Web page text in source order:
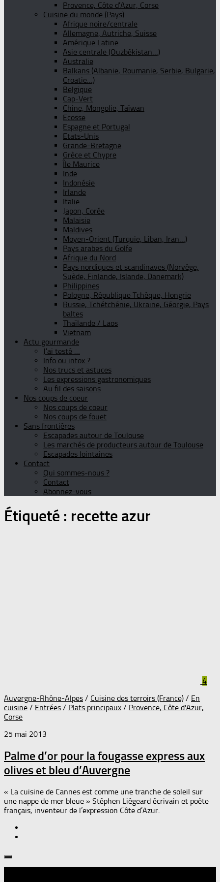
Provence, Côte d’Azur, Corse
Cuisine du monde (Pays)
Afrique noire/centrale
Allemagne, Autriche, Suisse
Amérique Latine
Asie centrale (Ouzbékistan…)
Australie
Balkans (Albanie, Roumanie, Serbie, Bulgarie,
Croatie…)
Belgique
Cap-Vert
Chine, Mongolie, Taïwan
Ecosse
Espagne et Portugal
Etats-Unis
Grande-Bretagne
Grèce et Chypre
Île Maurice
Inde
Indonésie
Irlande
Italie
Japon, Corée
Malaisie
Maldives
Moyen-Orient (Turquie, Liban, Iran…)
Pays arabes du Golfe
Afrique du Nord
Pays nordiques et scandinaves (Norvège,
Suède, Finlande, Islande, Danemark)
Philippines
Pologne, République Tchèque, Hongrie
Russie, Tchétchénie, Ukraine, Géorgie, Pays
baltes
Thaïlande / Laos
Vietnam
Actu gourmande
J’ai testé …
Info ou intox ?
Nos trucs et astuces
Les expressions gastronomiques
Au fil des saisons
Nos coups de coeur
Nos coups de coeur
Nos coups de fouet
Sans frontières
Escapades autour de Toulouse
Les marchés de producteurs autour de Toulouse
Escapades lointaines
Contact
Qui sommes-nous ?
Contact
Abonnez-vous
Étiqueté : recette azur
4
Auvergne-Rhône-Alpes / Cuisine des terroirs (France) / En
cuisine / Entrées / Plats principaux / Provence, Côte d'Azur,
Corse
25 mai 2013
Palme d’or pour la fougasse express aux
olives et bleu d’Auvergne
« La cuisine de Cannes est comme une tranche de soleil sur
une nappe de mer bleue » Stéphen Liégeard écrivain et poète
français, inventeur de l’expression Côte d’Azur.